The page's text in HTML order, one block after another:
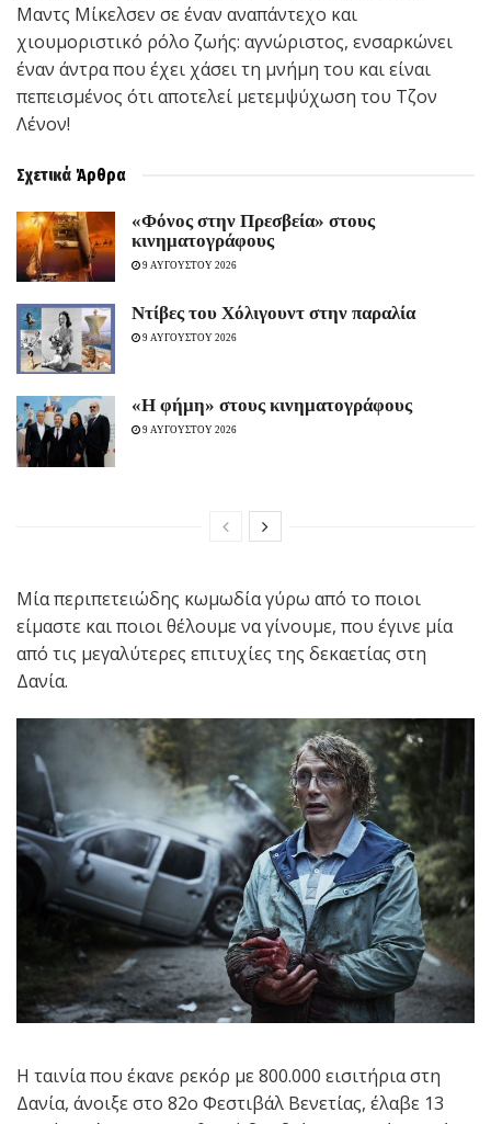
Μαντς Μίκελσεν σε έναν αναπάντεχο και
χιουμοριστικό ρόλο ζωής: αγνώριστος, ενσαρκώνει
έναν άντρα που έχει χάσει τη μνήμη του και είναι
πεπεισμένος ότι αποτελεί μετεμψύχωση του Τζον
Λένον!
Σχετικά Άρθρα
«Φόνος στην Πρεσβεία» στους
κινηματογράφους
9 ΑΥΓΟΥΣΤΟΥ 2026
Ντίβες του Χόλιγουντ στην παραλία
9 ΑΥΓΟΥΣΤΟΥ 2026
«H φήμη» στους κινηματογράφους
9 ΑΥΓΟΥΣΤΟΥ 2026
Μία περιπετειώδης κωμωδία γύρω από το ποιοι
είμαστε και ποιοι θέλουμε να γίνουμε, που έγινε μία
από τις μεγαλύτερες επιτυχίες της δεκαετίας στη
Δανία.
Η ταινία που έκανε ρεκόρ με 800.000 εισιτήρια στη
Δανία, άνοιξε στο 82o Φεστιβάλ Βενετίας, έλαβε 13